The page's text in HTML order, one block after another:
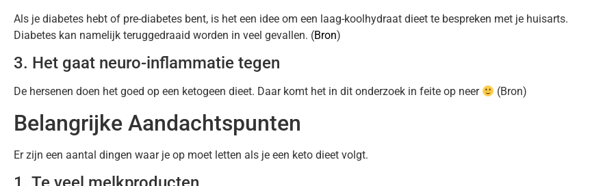
Als je diabetes hebt of pre-diabetes bent, is het een idee om een laag-koolhydraat dieet te bespreken met je huisarts.
Diabetes kan namelijk teruggedraaid worden in veel gevallen. (Bron)
3. Het gaat neuro-inflammatie tegen
De hersenen doen het goed op een ketogeen dieet. Daar komt het in dit onderzoek in feite op neer (Bron)
Belangrijke Aandachtspunten
Er zijn een aantal dingen waar je op moet letten als je een keto dieet volgt.